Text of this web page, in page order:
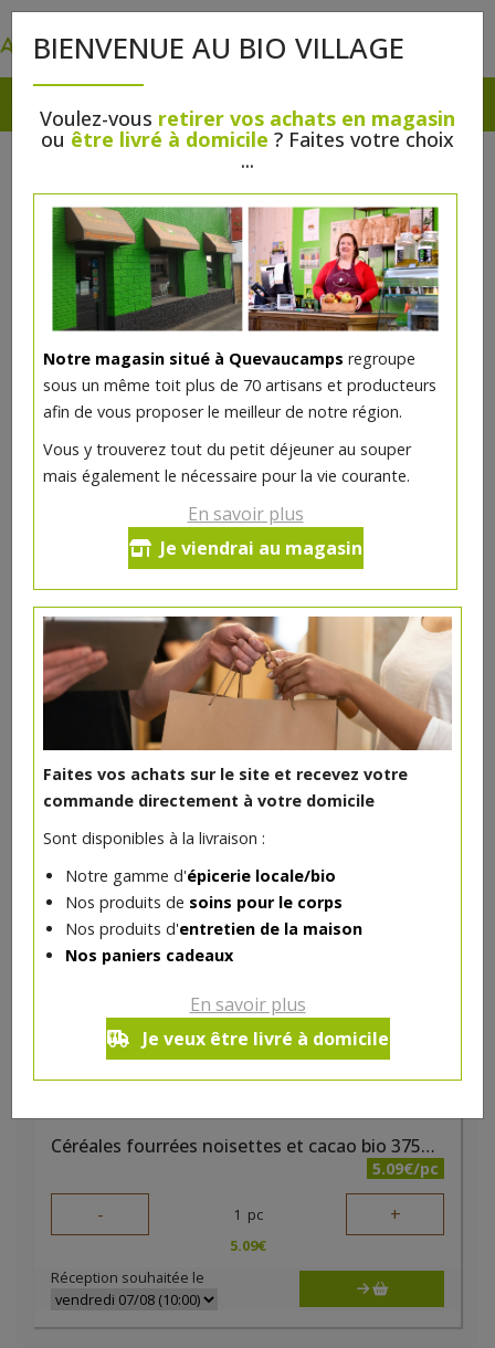
BIENVENUE AU BIO VILLAGE
Voulez-vous retirer vos achats en magasin
ou être livré à domicile ? Faites votre choix
...
Notre magasin situé à Quevaucamps regroupe
sous un même toit plus de 70 artisans et producteurs
afin de vous proposer le meilleur de notre région.
Vous y trouverez tout du petit déjeuner au souper
mais également le nécessaire pour la vie courante.
En savoir plus
Je viendrai au magasin
Faites vos achats sur le site et recevez votre
commande directement à votre domicile
Sont disponibles à la livraison :
Notre gamme d'épicerie locale/bio
Nos produits de soins pour le corps
Nos produits d'entretien de la maison
Nos paniers cadeaux
En savoir plus
Je veux être livré à domicile
Flocons d'avoine fins bio 500g
Priméal
- 1
2.81
Réception souhaitée le
DANS LA MÊME CATÉGORIE ...
Céréales fourrées noisettes et cacao bio 375g Elibio
5.09€/pc
- 1 pc +
5.09€
Réception souhaitée le